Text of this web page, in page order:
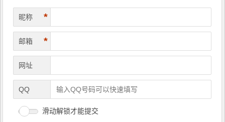
昵称 *
邮箱 *
网址
QQ
滑动解锁才能提交